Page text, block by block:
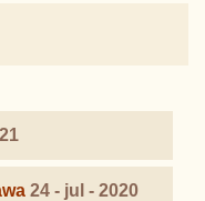
24 - jul - 2020